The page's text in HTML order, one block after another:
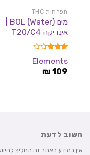
תפרחות THC
אינדיקה T20/C4
דורג
3.33
מתוך 5
Elements
109
₪
חשוב לדעת
אין במידע באתר זה תחליף